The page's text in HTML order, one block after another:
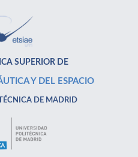
SUPERIOR DE
Y DEL ESPACIO
DE MADRID